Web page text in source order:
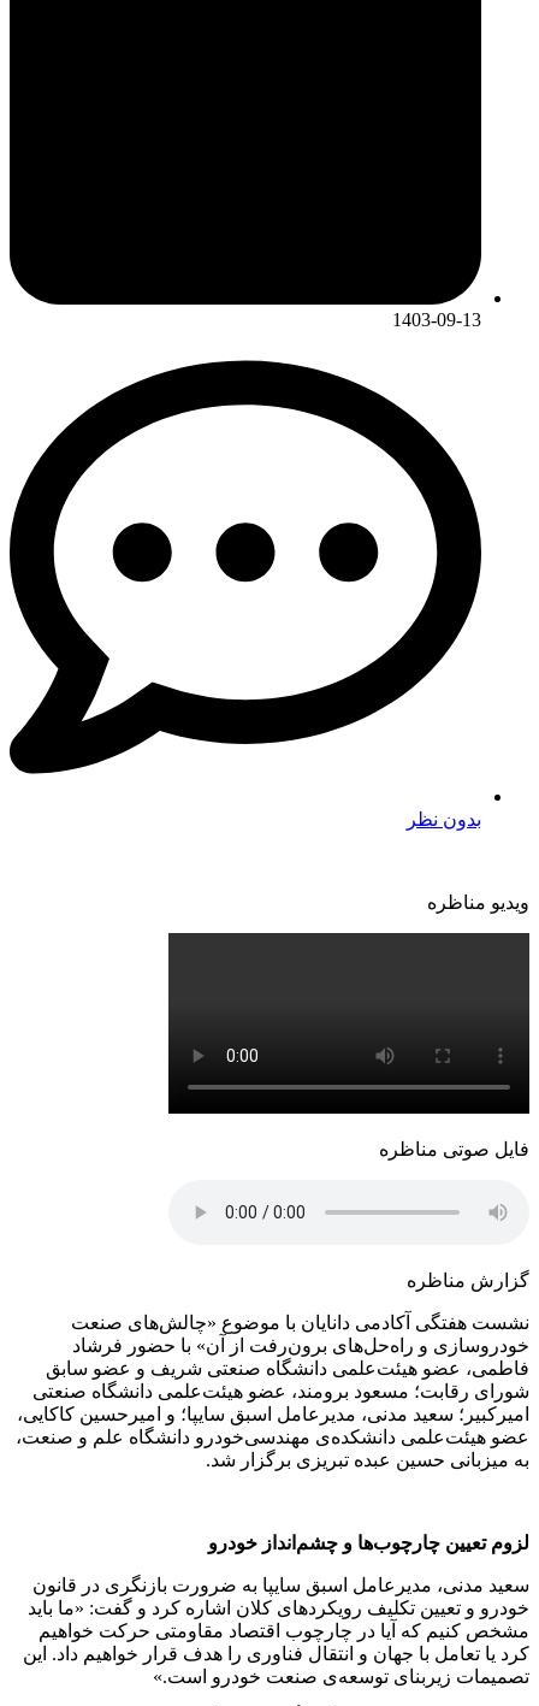
1403-09-13
بدون نظر
ویدیو مناظره
فایل صوتی مناظره
گزارش مناظره
نشست هفتگی آکادمی دانایان با موضوع «چالش‌های صنعت
خودروسازی و راه‌حل‌های برون‌رفت از آن» با حضور فرشاد
فاطمی، عضو هیئت‌علمی دانشگاه صنعتی شریف و عضو سابق
شورای رقابت؛ مسعود برومند، عضو هیئت‌علمی دانشگاه صنعتی
امیرکبیر؛ سعید مدنی، مدیرعامل اسبق سایپا؛ و امیرحسین کاکایی،
عضو هیئت‌علمی دانشکده‌ی مهندسی‌خودرو دانشگاه علم و صنعت،
به میزبانی حسین عبده تبریزی برگزار شد.
لزوم تعیین چارچوب‌ها و چشم‌انداز خودرو
سعید مدنی، مدیرعامل اسبق سایپا‏ به ضرورت بازنگری در قانون
خودرو و تعیین تکلیف رویکردهای کلان اشاره کرد و گفت: «ما باید
مشخص کنیم که آیا در چارچوب اقتصاد مقاومتی حرکت خواهیم
کرد یا تعامل با جهان و انتقال فناوری را هدف قرار خواهیم داد. این
تصمیمات زیربنای توسعه‌ی صنعت خودرو است.»